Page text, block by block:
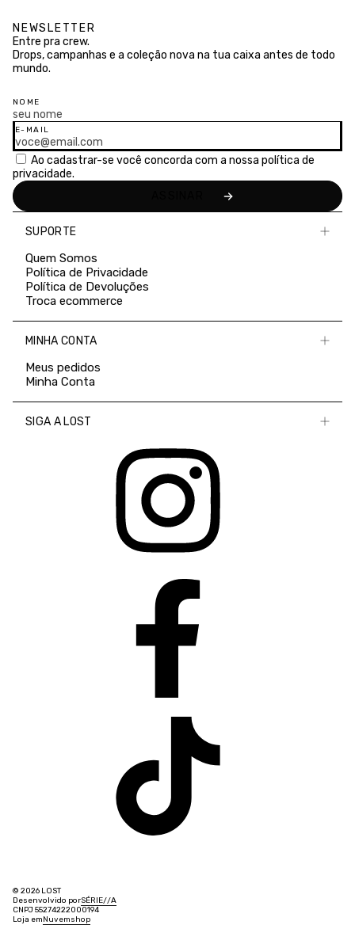
NEWSLETTER
Entre pra crew.
Drops, campanhas e a coleção nova na tua caixa antes de todo
mundo.
NOME
E-MAIL
Ao cadastrar-se você concorda com a nossa política de
privacidade.
SUPORTE
Quem Somos
Política de Privacidade
Política de Devoluções
Troca ecommerce
MINHA CONTA
Meus pedidos
Minha Conta
SIGA A LOST
© 2026 LOST
Desenvolvido porSÉRIE//A
CNPJ 55274222000194
Loja emNuvemshop